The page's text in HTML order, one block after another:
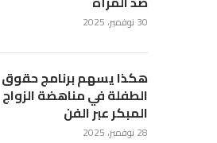
30 نوفمبر، 2025
هكذا يسهم برنامج حقوق
الطفلة في مناهضة الزواج
المبكر عبر الفن
28 نوفمبر، 2025